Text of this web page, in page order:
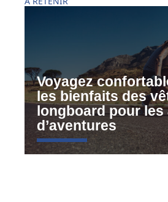
Voyagez
les bienfaits des
longboard pour
d’aventures